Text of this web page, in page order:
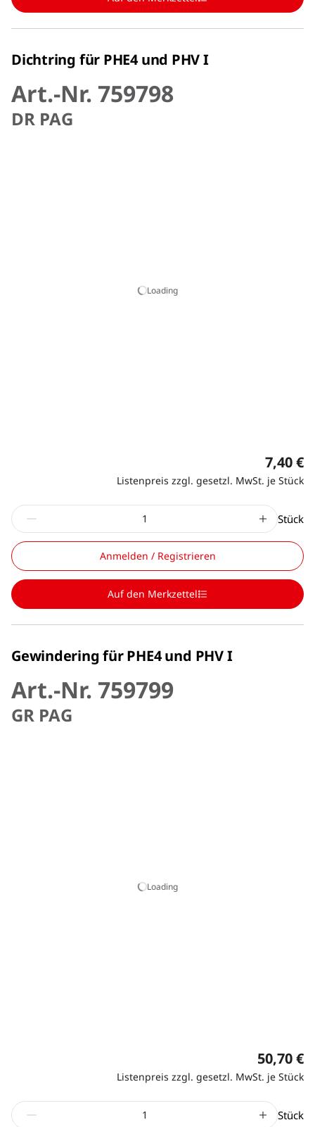
Dichtring für PHE4 und PHV I
Art.-Nr. 759798
DR PAG
Loading
7,40 €
Listenpreis zzgl. gesetzl. MwSt. je Stück
Stück
Anmelden / Registrieren
Auf den Merkzettel
Gewindering für PHE4 und PHV I
Art.-Nr. 759799
GR PAG
Loading
50,70 €
Listenpreis zzgl. gesetzl. MwSt. je Stück
Stück